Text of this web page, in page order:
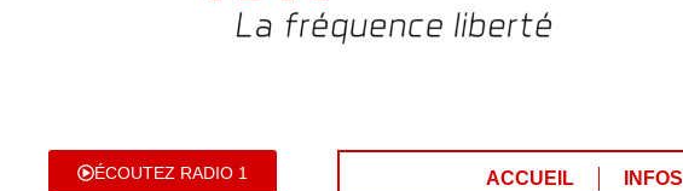
ÉCOUTEZ RADIO 1 ACCUEIL INFOS